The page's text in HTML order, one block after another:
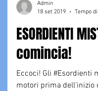
Admin
18 set 2019
Tempo
ESORDIENTI
comincia!